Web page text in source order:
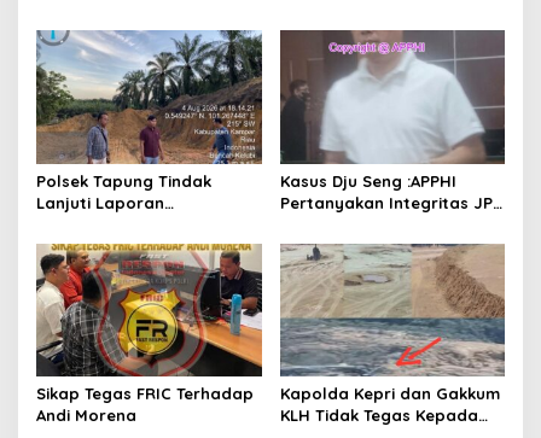
Indonesia
Polsek Tapung Tindak
Lanjuti Laporan
Penambangan Ilegal di
Desa Bencah Kelubi
Kasus Dju Seng :APPHI
Pertanyakan Integritas JPU
“Main Mata” Kroni Eks-
Jampidsus
Sikap Tegas FRIC Terhadap
Andi Morena
Kapolda Kepri dan Gakkum
KLH Tidak Tegas Kepada